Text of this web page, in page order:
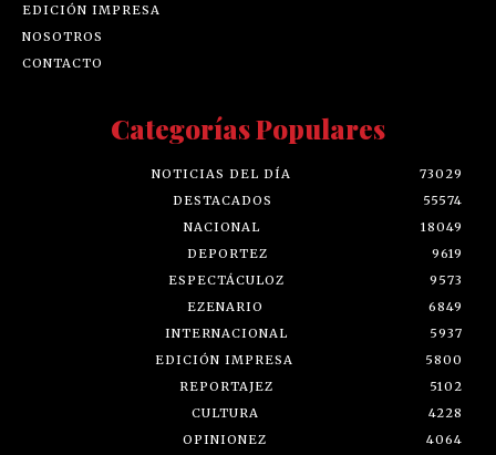
EDICIÓN IMPRESA
NOSOTROS
CONTACTO
Categorías Populares
NOTICIAS DEL DÍA
73029
DESTACADOS
55574
NACIONAL
18049
DEPORTEZ
9619
ESPECTÁCULOZ
9573
EZENARIO
6849
INTERNACIONAL
5937
EDICIÓN IMPRESA
5800
REPORTAJEZ
5102
CULTURA
4228
OPINIONEZ
4064